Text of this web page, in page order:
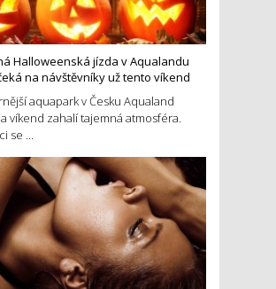
Halloweenská jízda v Aqualandu
na návštěvníky už tento víkend
aquapark v Česku Aqualand
víkend zahalí tajemná atmosféra.
se ...